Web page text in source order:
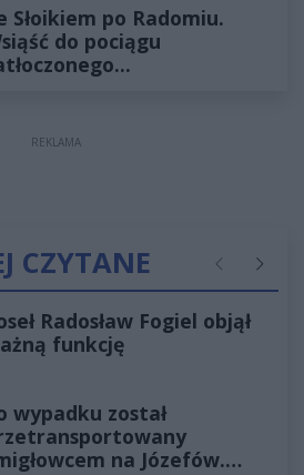
Słoikiem po Radomiu.
do pociągu
REKLAMA
CZYTANE Poprzednie
Radosław Fogiel objął
funkcję
wypadku został
na Józefów.